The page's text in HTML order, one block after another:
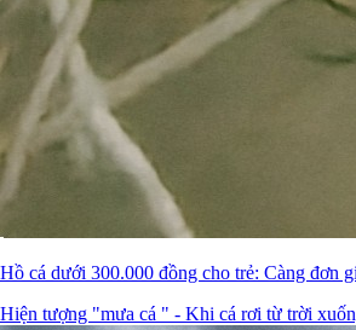
Hồ cá dưới 300.000 đồng cho trẻ: Càng đơn
Hiện tượng "mưa cá " - Khi cá rơi từ trời